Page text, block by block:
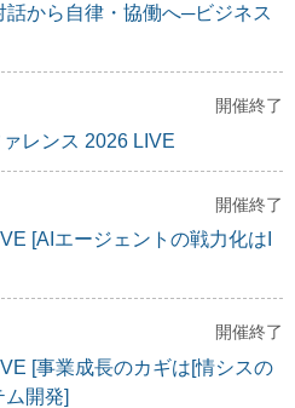
から自律・協働へ─ビジネス
開催終了
レンス 2026 LIVE
開催終了
[AIエージェントの戦力化はI
開催終了
[事業成長のカギは[情シスの
ム開発]